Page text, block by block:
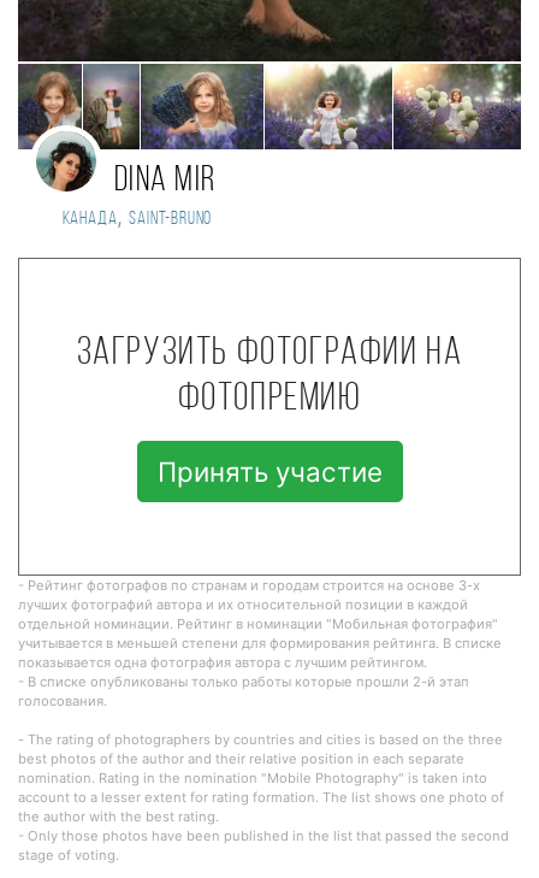
Dina Mir
Канада, Saint-Bruno
Загрузить фотографии на
фотопремию
Принять участие
- Рейтинг фотографов по странам и городам строится на основе 3-х
лучших фотографий автора и их относительной позиции в каждой
отдельной номинации. Рейтинг в номинации "Мобильная фотография"
учитывается в меньшей степени для формирования рейтинга. В списке
показывается одна фотография автора с лучшим рейтингом.
- В списке опубликованы только работы которые прошли 2-й этап
голосования.
- The rating of photographers by countries and cities is based on the three
best photos of the author and their relative position in each separate
nomination. Rating in the nomination "Mobile Photography" is taken into
account to a lesser extent for rating formation. The list shows one photo of
the author with the best rating.
- Only those photos have been published in the list that passed the second
stage of voting.